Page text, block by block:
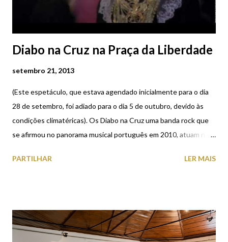
Diabo na Cruz na Praça da Liberdade
setembro 21, 2013
(Este espetáculo, que estava agendado inicialmente para o dia
28 de setembro, foi adiado para o dia 5 de outubro, devido às
condições climatéricas). Os Diabo na Cruz uma banda rock que
se afirmou no panorama musical português em 2010, atuam no
em Viana do Castelo. Diabo na Cruz, uma banda que mistura o
de Viana do Castelo.
PARTILHAR LER MAIS